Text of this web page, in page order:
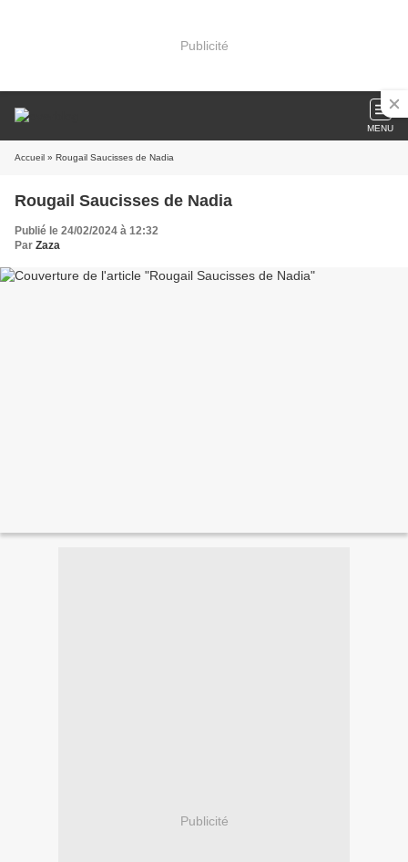
Publicité
MENU
Accueil » Rougail Saucisses de Nadia
Rougail Saucisses de Nadia
Publié le 24/02/2024 à 12:32
Par Zaza
Publicité